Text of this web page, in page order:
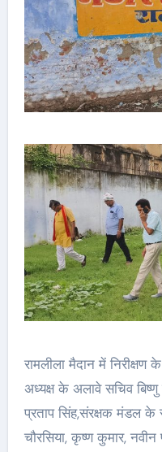
रामलीला मैदान में निरीक्षण
अध्यक्ष के अलावे सचिव बिष्णु
प्रताप सिंह,संरक्षक मंडल के
चौरसिया, कृष्ण कुमार,